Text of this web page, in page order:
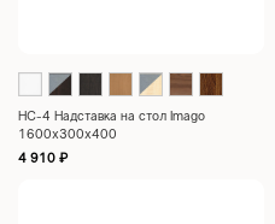
НС-4 Надставка на стол Imago
1600х300х400
4 910 ₽